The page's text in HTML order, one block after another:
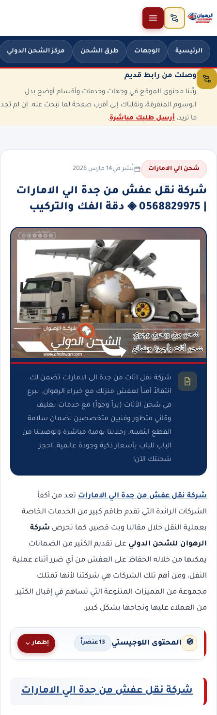
تخطَّ إلى المحتوى
الرئيسية الوجهات طرق الشحن مركز الشحن الدولي
وصلت من رابط قديم
رتّبنا محتوى الموقع في وجهات وخدمات وأقسام أوضح بدل
الوسوم المتفرقة، ونقلناك إلى أقرب صفحة لما تبحث عنه. إن لم تجد
ما تريد، أرسل طلبك مباشرة.
شحن الي الامارات نُشر في14 مارس 2026
شركة نقل عفش من جدة الي الامارات
شركة نقل اثاث من جدة الى الامارات تضمن لك
انتقالاً آمناً لعفش منزلك مع خبراء الرهوان. نبرع
في شحن الأثاث (براً وجواً) مع خدمات تغليف
وقائي متطور وفنيين متخصصين لضمان سلامة
القطع الثمينة. رحلاتنا يومية مباشرة وتوصيلنا من
الباب للباب بأسعار ذكية وجودة عالمية. احجز
شحنتك الآن!
شركة نقل عفش من جدة الي الامارات تعد من أكفأ
الشركات الرائدة التي تقدم طاقم كبير من الخدمات الخاصة
بعملية النقل خلال مقالنا وبت قصير، كما تحرص شركة
الرهوان للشحن الدولي على تقديم الكثير من الضمانات
يمكنها من خلاله الحفاظ على العفش من أي ضرر أثناء عملية
النقل، ومن أهم تلك الشركات هي شركتنا لأنها تمتلك
مجموعة من المميزات المتنوعة التي تساهم في إقبال الكثير
من العملاء عليها ونجاحها بشكل كبير.
🧭 المحتوى اللوجيستي 13 عنصراً إظهار
شركة نقل عفش من جدة الي الامارات